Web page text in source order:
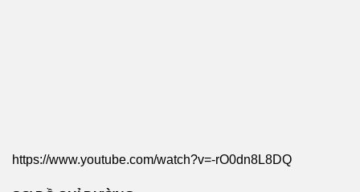
https://www.youtube.com/watch?v=-rO0dn8L8DQ